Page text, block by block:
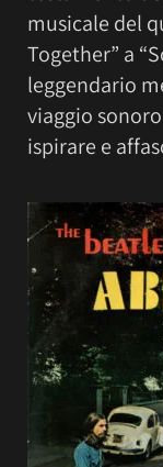
musicale del
Together” a
leggendario
viaggio
ispirare e